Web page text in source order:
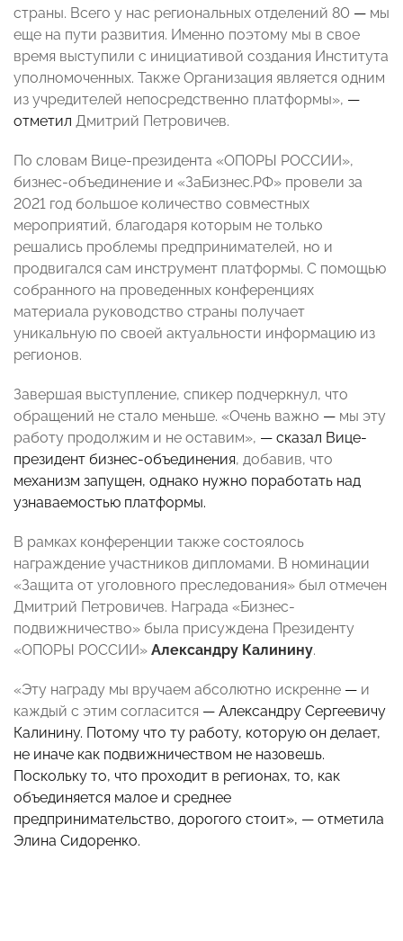
страны. Всего у нас региональных отделений 80 — мы
еще на пути развития. Именно поэтому мы в свое
время выступили с инициативой создания Института
уполномоченных. Также Организация является одним
из учредителей непосредственно платформы», —
отметил Дмитрий Петровичев.
По словам Вице-президента «ОПОРЫ РОССИИ»,
бизнес-объединение и «ЗаБизнес.РФ» провели за
2021 год большое количество совместных
мероприятий, благодаря которым не только
решались проблемы предпринимателей, но и
продвигался сам инструмент платформы. С помощью
собранного на проведенных конференциях
материала руководство страны получает
уникальную по своей актуальности информацию из
регионов.
Завершая выступление, спикер подчеркнул, что
обращений не стало меньше. «Очень важно — мы эту
работу продолжим и не оставим», — сказал Вице-
президент бизнес-объединения, добавив, что
механизм запущен, однако нужно поработать над
узнаваемостью платформы.
В рамках конференции также состоялось
награждение участников дипломами. В номинации
«Защита от уголовного преследования» был отмечен
Дмитрий Петровичев. Награда «Бизнес-
подвижничество» была присуждена Президенту
«ОПОРЫ РОССИИ» Александру Калинину.
«Эту награду мы вручаем абсолютно искренне — и
каждый с этим согласится — Александру Сергеевичу
Калинину. Потому что ту работу, которую он делает,
не иначе как подвижничеством не назовешь.
Поскольку то, что проходит в регионах, то, как
объединяется малое и среднее
предпринимательство, дорогого стоит», — отметила
Элина Сидоренко.